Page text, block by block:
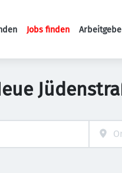
Haupt-
Jobs finden